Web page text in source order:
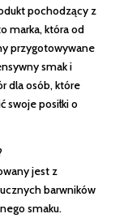
pochodzący z
marka, która od
przygotowywane
smak i
dla osób, które
swoje posiłki o
jest z
barwników
smaku.